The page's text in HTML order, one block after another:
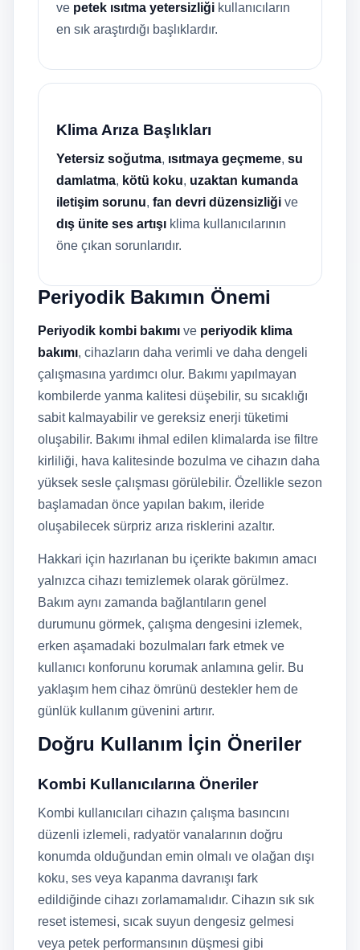
ve petek ısıtma yetersizliği kullanıcıların
en sık araştırdığı başlıklardır.
Klima Arıza Başlıkları
Yetersiz soğutma, ısıtmaya geçmeme, su
damlatma, kötü koku, uzaktan kumanda
iletişim sorunu, fan devri düzensizliği ve
dış ünite ses artışı klima kullanıcılarının
öne çıkan sorunlarıdır.
Periyodik Bakımın Önemi
Periyodik kombi bakımı ve periyodik klima
bakımı, cihazların daha verimli ve daha dengeli
çalışmasına yardımcı olur. Bakımı yapılmayan
kombilerde yanma kalitesi düşebilir, su sıcaklığı
sabit kalmayabilir ve gereksiz enerji tüketimi
oluşabilir. Bakımı ihmal edilen klimalarda ise filtre
kirliliği, hava kalitesinde bozulma ve cihazın daha
yüksek sesle çalışması görülebilir. Özellikle sezon
başlamadan önce yapılan bakım, ileride
oluşabilecek sürpriz arıza risklerini azaltır.
Hakkari için hazırlanan bu içerikte bakımın amacı
yalnızca cihazı temizlemek olarak görülmez.
Bakım aynı zamanda bağlantıların genel
durumunu görmek, çalışma dengesini izlemek,
erken aşamadaki bozulmaları fark etmek ve
kullanıcı konforunu korumak anlamına gelir. Bu
yaklaşım hem cihaz ömrünü destekler hem de
günlük kullanım güvenini artırır.
Doğru Kullanım İçin Öneriler
Kombi Kullanıcılarına Öneriler
Kombi kullanıcıları cihazın çalışma basıncını
düzenli izlemeli, radyatör vanalarının doğru
konumda olduğundan emin olmalı ve olağan dışı
koku, ses veya kapanma davranışı fark
edildiğinde cihazı zorlamamalıdır. Cihazın sık sık
reset istemesi, sıcak suyun dengesiz gelmesi
veya petek performansının düşmesi gibi